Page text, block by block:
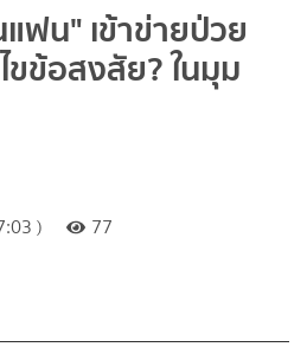
ฟน" เข้าข่ายป่วย
ขข้อสงสัย? ในมุม
)
77